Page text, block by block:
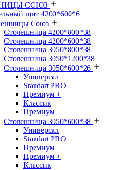
СОЮЗ
щит 4200*600*6
Союз
Столешница 4200*800*38
Столешница 4200*600*38
Столешница 3050*800*38
Столешница 3050*1200*38
Столешница 3050*600*26
Универсал
Standart PRO
Премиум +
Классик
Премиум
Столешница 3050*600*38
Универсал
Standart PRO
Премиум
Премиум +
Классик